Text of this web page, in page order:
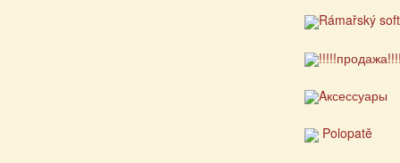
Rámařský
Aксессуары
Polopatě